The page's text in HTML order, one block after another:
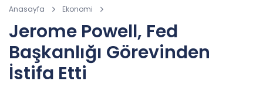
Anasayfa Ekonomi
Jerome Powell, Fed
Başkanlığı Görevinden
İstifa Etti